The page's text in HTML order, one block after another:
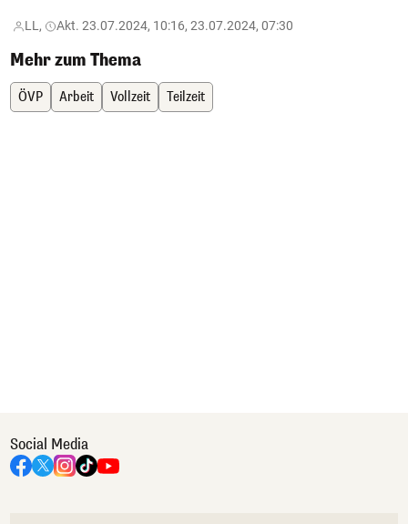
LL, Akt. 23.07.2024, 10:16, 23.07.2024, 07:30
Mehr zum Thema
ÖVP Arbeit Vollzeit Teilzeit
Social Media